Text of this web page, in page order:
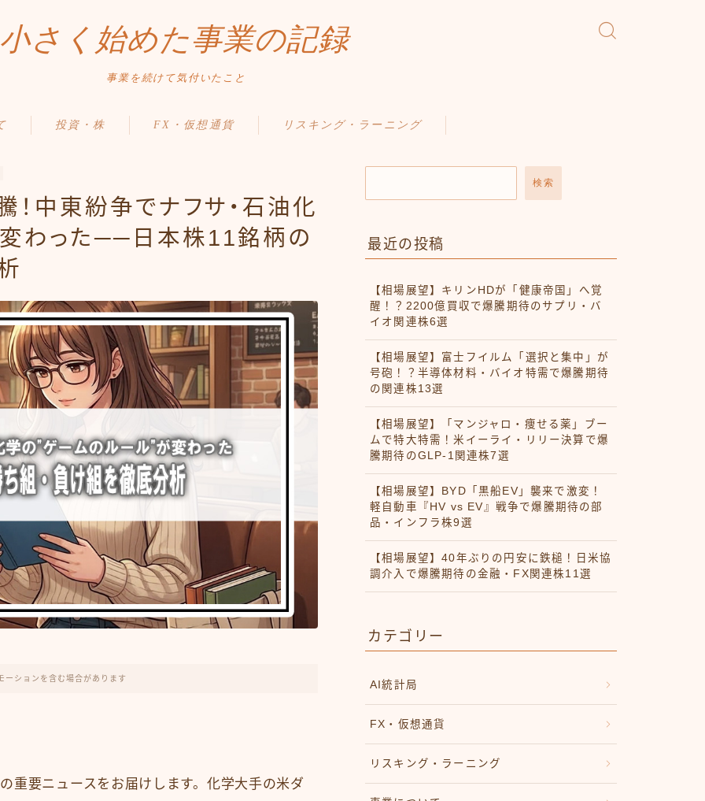
さく始めた事業の記録
事業を続けて気付いたこと
投資・株 FX・仮想通貨 リスキング・ラーニング
中東紛争でナフサ・石油化
わった──日本株11銘柄の
ーションを含む場合があります
重要ニュースをお届けします。化学大手の米ダ
検索
最近の投稿
【相場展望】キリンHDが「健康帝国」へ覚
醒！？2200億買収で爆騰期待のサプリ・バ
イオ関連株6選
【相場展望】富士フイルム「選択と集中」が
号砲！？半導体材料・バイオ特需で爆騰期待
の関連株13選
【相場展望】「マンジャロ・痩せる薬」ブー
ムで特大特需！米イーライ・リリー決算で爆
騰期待のGLP-1関連株7選
【相場展望】BYD「黒船EV」襲来で激変！
軽自動車『HV vs EV』戦争で爆騰期待の部
品・インフラ株9選
【相場展望】40年ぶりの円安に鉄槌！日米協
調介入で爆騰期待の金融・FX関連株11選
カテゴリー
AI統計局
FX・仮想通貨
リスキング・ラーニング